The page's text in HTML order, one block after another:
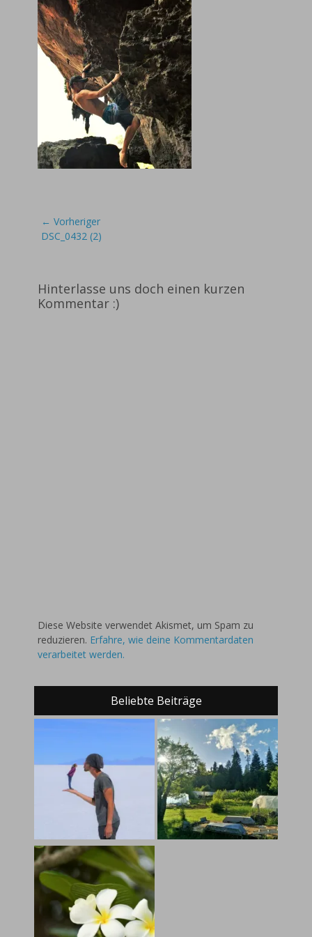
Beitragsnavigation
← Vorheriger
Vorheriger
DSC_0432 (2)
Hinterlasse uns doch einen kurzen
Kommentar :)
Diese Website verwendet Akismet, um Spam zu
reduzieren. Erfahre, wie deine Kommentardaten
verarbeitet werden.
Beliebte Beiträge